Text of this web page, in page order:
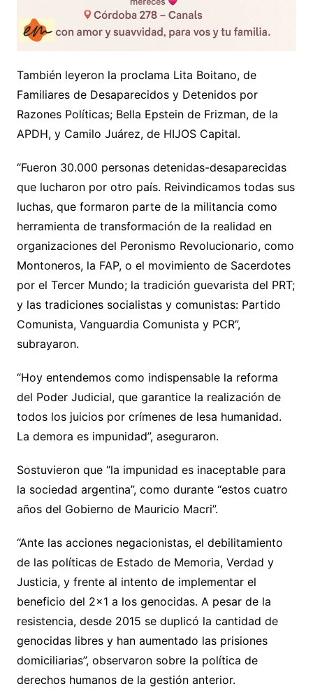
También leyeron la proclama Lita Boitano, de
Familiares de Desaparecidos y Detenidos por
Razones Políticas; Bella Epstein de Frizman, de la
APDH, y Camilo Juárez, de HIJOS Capital.
“Fueron 30.000 personas detenidas-desaparecidas
que lucharon por otro país. Reivindicamos todas sus
luchas, que formaron parte de la militancia como
herramienta de transformación de la realidad en
organizaciones del Peronismo Revolucionario, como
Montoneros, la FAP, o el movimiento de Sacerdotes
por el Tercer Mundo; la tradición guevarista del PRT;
y las tradiciones socialistas y comunistas: Partido
Comunista, Vanguardia Comunista y PCR”,
subrayaron.
“Hoy entendemos como indispensable la reforma
del Poder Judicial, que garantice la realización de
todos los juicios por crímenes de lesa humanidad.
La demora es impunidad”, aseguraron.
Sostuvieron que “la impunidad es inaceptable para
la sociedad argentina”, como durante “estos cuatro
años del Gobierno de Mauricio Macri”.
“Ante las acciones negacionistas, el debilitamiento
de las políticas de Estado de Memoria, Verdad y
Justicia, y frente al intento de implementar el
beneficio del 2×1 a los genocidas. A pesar de la
resistencia, desde 2015 se duplicó la cantidad de
genocidas libres y han aumentado las prisiones
domiciliarias”, observaron sobre la política de
derechos humanos de la gestión anterior.